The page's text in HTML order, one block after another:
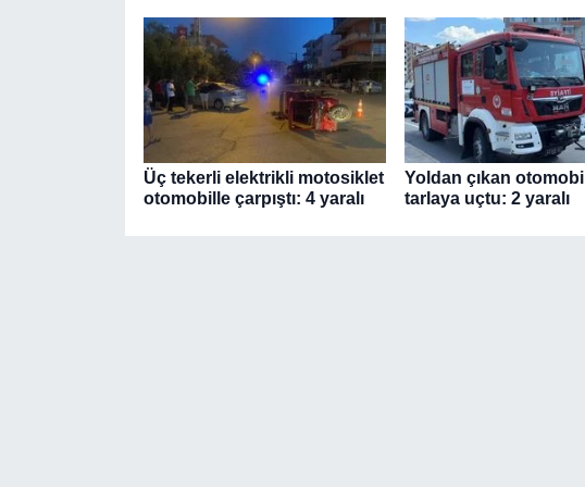
Üç tekerli elektrikli motosiklet
otomobille çarpıştı: 4 yaralı
Yoldan çıkan otomobil
tarlaya uçtu: 2 yaralı